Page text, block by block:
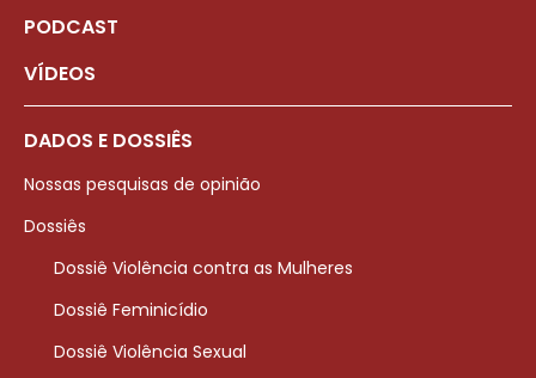
PODCAST
VÍDEOS
DADOS E DOSSIÊS
Nossas pesquisas de opinião
Dossiês
Dossiê Violência contra as Mulheres
Dossiê Feminicídio
Dossiê Violência Sexual